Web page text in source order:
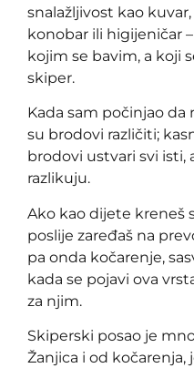
snalažljivost kao
konobar ili higijeničar
kojim se bavim, a koji
skiper.
Kada sam počinjao da
su brodovi različiti;
brodovi ustvari svi isti,
razlikuju.
Ako kao dijete kreneš
poslije zaređaš na
pa onda kočarenje,
kada se pojavi ova
za njim.
Skiperski posao je
Žanjica i od